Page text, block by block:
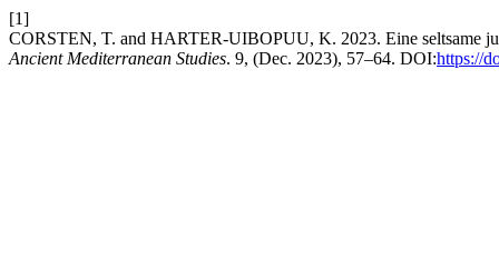
[1]
CORSTEN, T. and HARTER-UIBOPUU, K. 2023. Eine seltsame
Ancient Mediterranean Studies. 9, (Dec. 2023), 57–64. DOI:https://